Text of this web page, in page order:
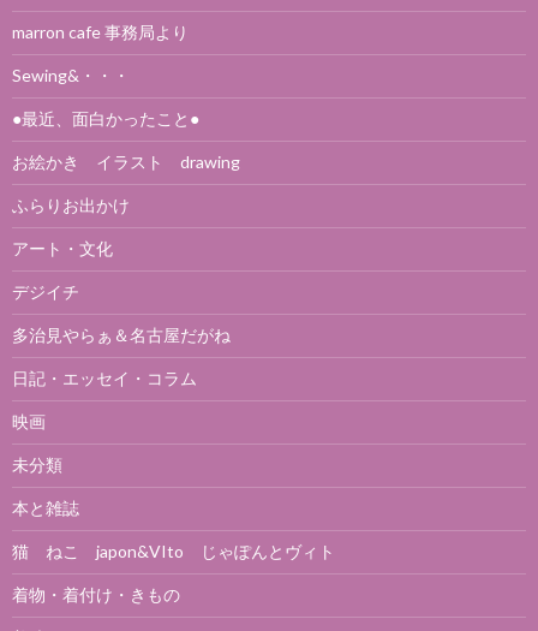
marron cafe 事務局より
Sewing&・・・
●最近、面白かったこと●
お絵かき イラスト drawing
ふらりお出かけ
アート・文化
デジイチ
多治見やらぁ＆名古屋だがね
日記・エッセイ・コラム
映画
未分類
本と雑誌
猫 ねこ japon&VIto じゃぽんとヴィト
着物・着付け・きもの